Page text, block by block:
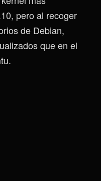
pero al recoger
de Debian,
que en el